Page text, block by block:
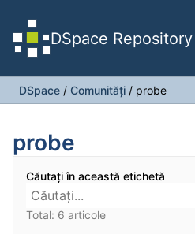
DSpace Repository
DSpace / Comunități / probe
probe
Căutați în această etichetă
Total: 6 articole